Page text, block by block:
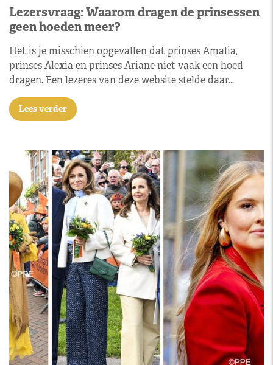
Lezersvraag: Waarom dragen de prinsessen
geen hoeden meer?
Het is je misschien opgevallen dat prinses Amalia,
prinses Alexia en prinses Ariane niet vaak een hoed
dragen. Een lezeres van deze website stelde daar…
Lees verder